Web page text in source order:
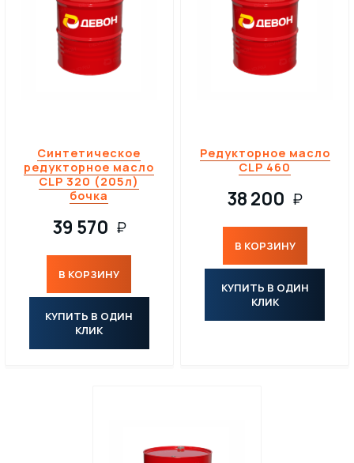
Синтетическое
редукторное масло
CLP 320 (205л)
бочка
39 570 ₽
В КОРЗИНУ
КУПИТЬ В ОДИН
КЛИК
Редукторное масло
CLP 460
38 200 ₽
В КОРЗИНУ
КУПИТЬ В ОДИН
КЛИК